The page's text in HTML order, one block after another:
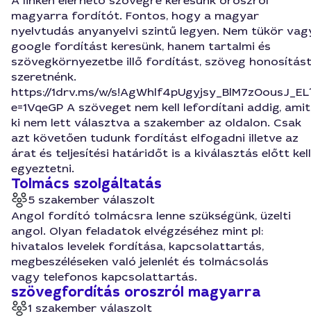
magyarra fordítót. Fontos, hogy a magyar
nyelvtudás anyanyelvi szintű legyen. Nem tükör
google fordítást keresünk, hanem tartalmi és
szövegkörnyezetbe illő fordítást, szöveg honosítást
szeretnénk.
https://1drv.ms/w/
e=1VqeGP A szöveget nem kell lefordítani addig, amit
ki nem lett választva a szakember az oldalon. Csak
azt követően tudunk fordítást elfogadni illetve az
árat és teljesítési határidőt is a kiválasztás előtt kell
egyeztetni.
Tolmács szolgáltatás
5 szakember válaszolt
Angol fordító tolmácsra lenne szükségünk, üzelti
angol. Olyan feladatok elvégzéséhez mint pl:
hivatalos levelek fordítása, kapcsolattartás,
megbeszéléseken való jelenlét és tolmácsolás
vagy telefonos kapcsolattartás.
szövegfordítás oroszról magyarra
1 szakember válaszolt